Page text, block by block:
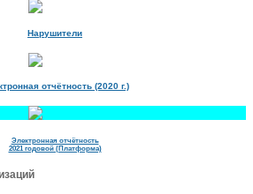
Нарушители
отчётность (2020 г.)
Электронная отчётность
2021 годовой (Платформа)